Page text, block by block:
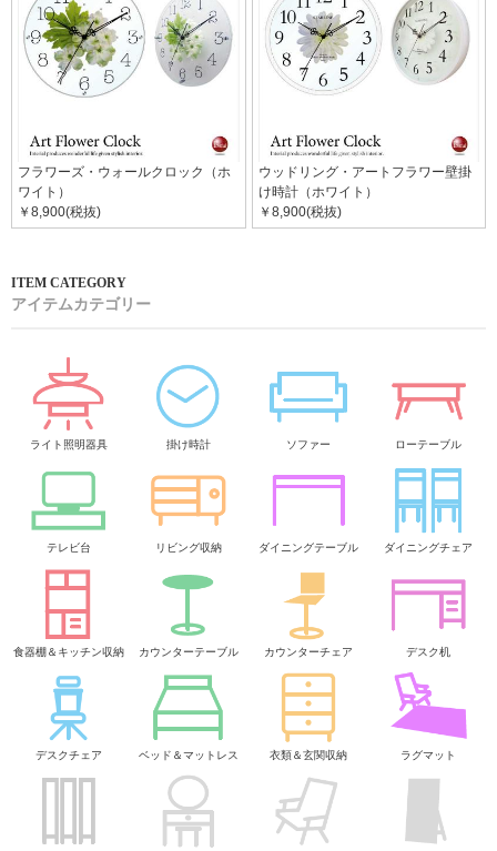
フラワーズ・ウォールクロック（ホ
ワイト）
￥8,900(税抜)
ウッドリング・アートフラワー壁掛
け時計（ホワイト）
￥8,900(税抜)
アイテムカテゴリー
ライト照明器具 掛け時計 ソファー ローテーブル
テレビ台 リビング収納 ダイニングテーブル ダイニングチェア
食器棚＆キッチン収納 カウンターテーブル カウンターチェア デスク机
デスクチェア ベッド＆マットレス 衣類＆玄関収納 ラグマット